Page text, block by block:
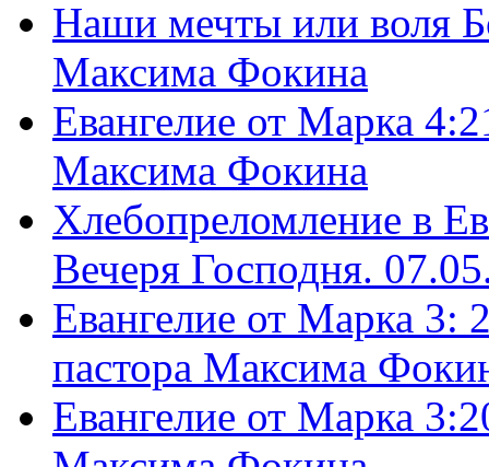
Наши мечты или воля
Максима Фокина
Евангелие от Марка
Максима Фокина
Хлебопреломление в
Вечеря Господня.
Евангелие от Марка 3:
пастора Максима
Евангелие от Марка